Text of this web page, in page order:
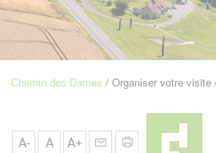
Navigation
Fil
Chemin des Dames Organiser votre visite
A- A A+